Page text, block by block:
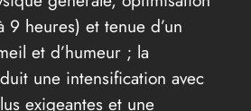
9 heures) et tenue d’un
et d’humeur ; la
une intensification avec
exigeantes et une